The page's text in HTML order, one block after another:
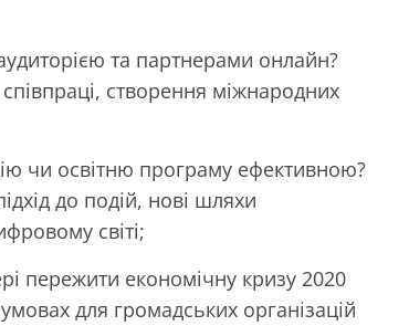
та партнерами онлайн?
створення міжнародних
чи освітню програму ефективною?
до подій, нові шляхи
світі;
пережити економічну кризу 2020
для громадських організацій